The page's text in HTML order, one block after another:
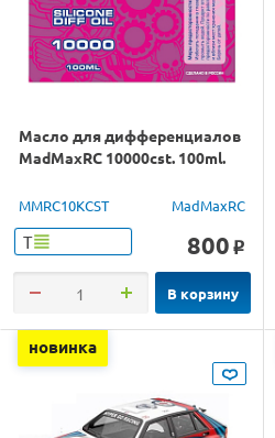
Масло для дифференциалов
MadMaxRC 10000cst. 100ml.
MMRC10KCST MadMaxRC
Т 800 o
В корзину
новинка